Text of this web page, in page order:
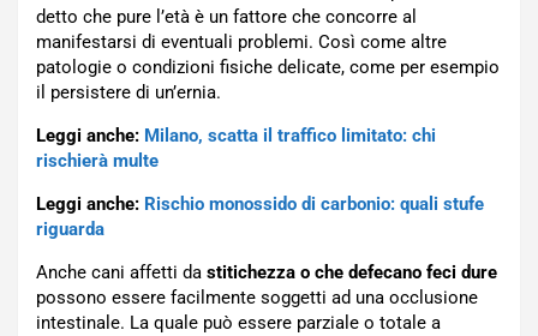
detto che pure l’età è un fattore che concorre al
manifestarsi di eventuali problemi. Così come altre
patologie o condizioni fisiche delicate, come per esempio
il persistere di un’ernia.
Leggi anche: Milano, scatta il traffico limitato: chi
rischierà multe
Leggi anche: Rischio monossido di carbonio: quali stufe
riguarda
Anche cani affetti da stitichezza o che defecano feci dure
possono essere facilmente soggetti ad una occlusione
intestinale. La quale può essere parziale o totale a